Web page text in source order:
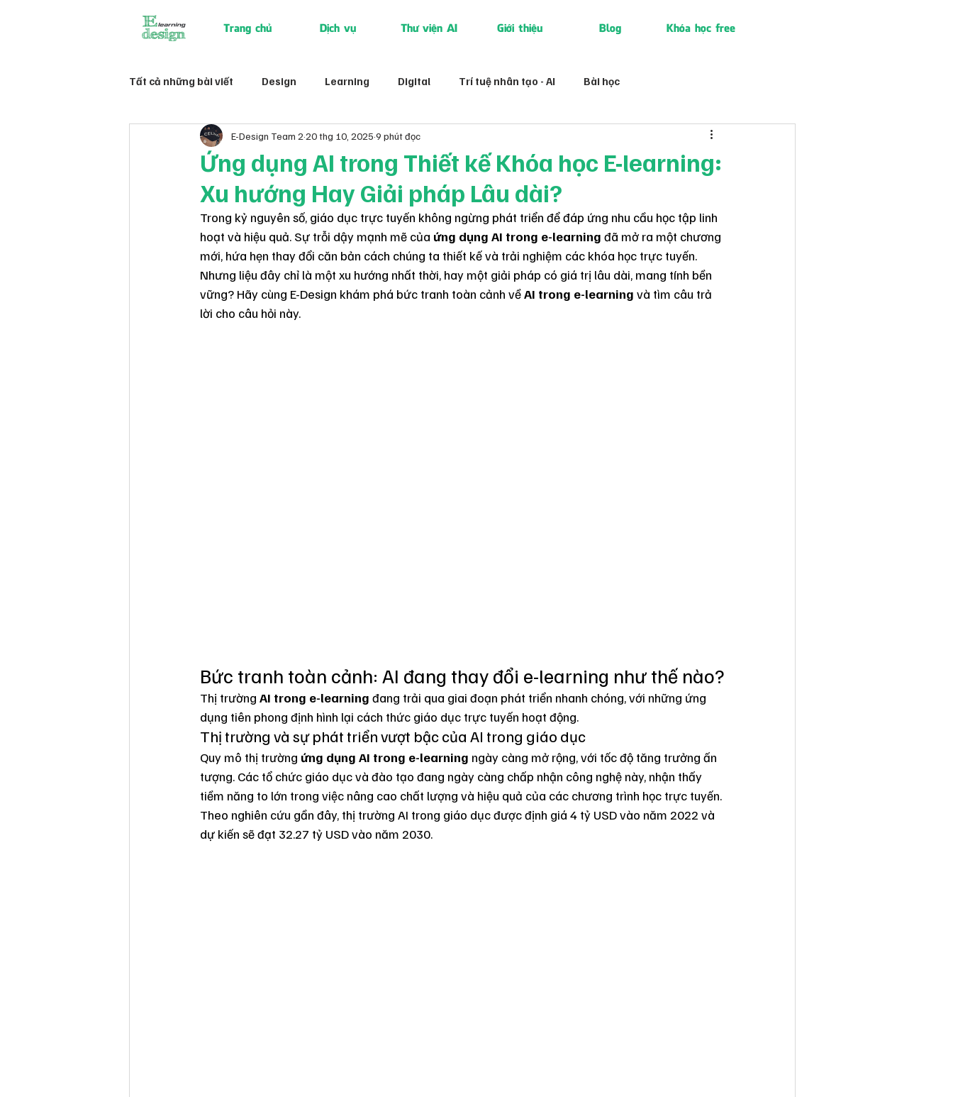
Trang chủ Dịch vụ Thư viện AI Giới thiệu Blog Khóa học free
Tất cả những bài viết Design Learning Digital Trí tuệ nhân tạo - AI Bài học
Ứng dụng AI trong Thiết kế Khóa học E-learning:
Xu hướng Hay Giải pháp Lâu dài?
E-Design Team 2 20 thg 10, 2025 9 phút đọc
Trong kỷ nguyên số, giáo dục trực tuyến không ngừng phát triển để đáp ứng nhu cầu học tập linh
hoạt và hiệu quả. Sự trỗi dậy mạnh mẽ của ứng dụng AI trong e-learning đã mở ra một chương
mới, hứa hẹn thay đổi căn bản cách chúng ta thiết kế và trải nghiệm các khóa học trực tuyến.
Nhưng liệu đây chỉ là một xu hướng nhất thời, hay một giải pháp có giá trị lâu dài, mang tính bền
vững? Hãy cùng E-Design khám phá bức tranh toàn cảnh về AI trong e-learning và tìm câu trả
lời cho câu hỏi này.
Bức tranh toàn cảnh: AI đang thay đổi e-learning như thế nào?
Thị trường AI trong e-learning đang trải qua giai đoạn phát triển nhanh chóng, với những ứng
dụng tiên phong định hình lại cách thức giáo dục trực tuyến hoạt động.
Thị trường và sự phát triển vượt bậc của AI trong giáo dục
Quy mô thị trường ứng dụng AI trong e-learning ngày càng mở rộng, với tốc độ tăng trưởng ấn
tượng. Các tổ chức giáo dục và đào tạo đang ngày càng chấp nhận công nghệ này, nhận thấy
tiềm năng to lớn trong việc nâng cao chất lượng và hiệu quả của các chương trình học trực tuyến.
Theo nghiên cứu gần đây, thị trường AI trong giáo dục được định giá 4 tỷ USD vào năm 2022 và
dự kiến sẽ đạt 32.27 tỷ USD vào năm 2030.